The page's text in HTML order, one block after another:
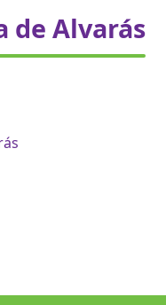
de Alvarás